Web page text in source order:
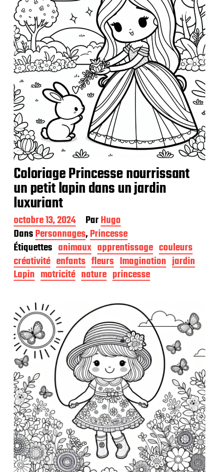
c
a
t
i
o
n
Coloriage Princesse nourrissant
un petit lapin dans un jardin
luxuriant
D
a
t
e
d
e
p
l
i
c
a
t
i
o
n
octobre 13, 2024 ParHugo
DansPersonnages,Princesse
Étiquettes animaux apprentissage couleurs
créativité enfants fleurs Imagination jardin
Lapin motricité nature princesse